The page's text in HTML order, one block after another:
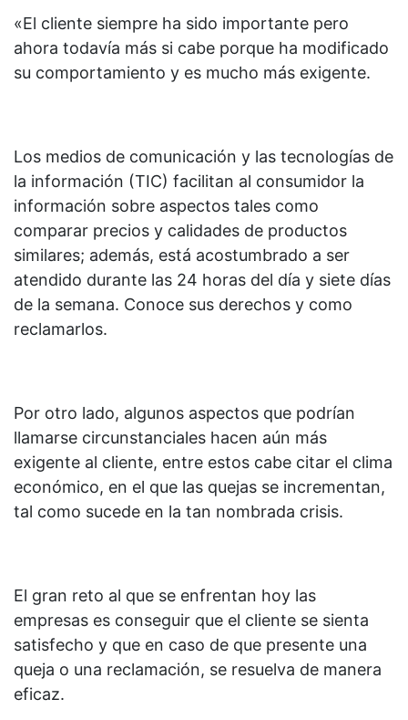
«El cliente siempre ha sido importante pero
ahora todavía más si cabe porque ha modificado
su comportamiento y es mucho más exigente.
Los medios de comunicación y las tecnologías de
la información (TIC) facilitan al consumidor la
información sobre aspectos tales como
comparar precios y calidades de productos
similares; además, está acostumbrado a ser
atendido durante las 24 horas del día y siete días
de la semana. Conoce sus derechos y como
reclamarlos.
Por otro lado, algunos aspectos que podrían
llamarse circunstanciales hacen aún más
exigente al cliente, entre estos cabe citar el clima
económico, en el que las quejas se incrementan,
tal como sucede en la tan nombrada crisis.
El gran reto al que se enfrentan hoy las
empresas es conseguir que el cliente se sienta
satisfecho y que en caso de que presente una
queja o una reclamación, se resuelva de manera
eficaz.